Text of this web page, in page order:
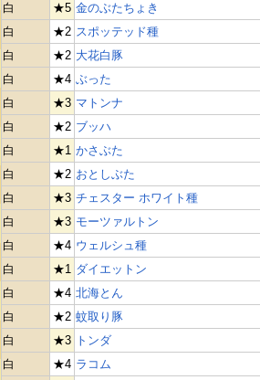
白
★5 金のぶたちょき
白
★2 スポッテッド種
白
★2 大花白豚
白
★4 ぶった
白
★3 マトンナ
白
★2 ブッハ
白
★1 かさぶた
白
★2 おとしぶた
白
★3 チェスター ホワイト種
白
★3 モーツァルトン
白
★4 ウェルシュ種
白
★1 ダイエットン
白
★4 北海とん
白
★2 蚊取り豚
白
★3 トンダ
白
★4 ラコム